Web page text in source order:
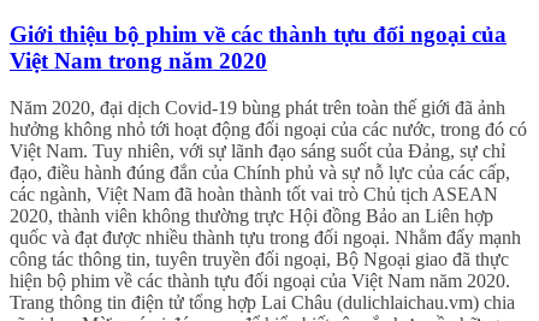
Giới thiệu bộ phim về các thành tựu đối ngoại của
Việt Nam trong năm 2020
Năm 2020, đại dịch Covid-19 bùng phát trên toàn thế giới đã ảnh
hưởng không nhỏ tới hoạt động đối ngoại của các nước, trong đó có
Việt Nam. Tuy nhiên, với sự lãnh đạo sáng suốt của Đảng, sự chỉ
đạo, điều hành đúng đắn của Chính phủ và sự nỗ lực của các cấp,
các ngành, Việt Nam đã hoàn thành tốt vai trò Chủ tịch ASEAN
2020, thành viên không thường trực Hội đồng Bảo an Liên hợp
quốc và đạt được nhiều thành tựu trong đối ngoại. Nhằm đẩy mạnh
công tác thông tin, tuyên truyền đối ngoại, Bộ Ngoại giao đã thực
hiện bộ phim về các thành tựu đối ngoại của Việt Nam năm 2020.
Trang thông tin điện tử tổng hợp Lai Châu (dulichlaichau.vm) chia